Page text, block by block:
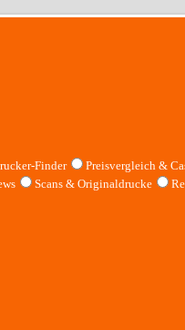
Finder Preisvergleich &
Scans & Originaldrucke